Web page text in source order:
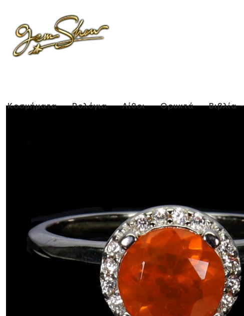
Κοσμήματα Ρολόγια Λίθοι Ορυκτά Βιβλία